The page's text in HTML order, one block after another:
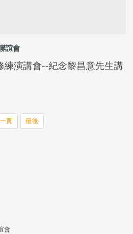
誼會
練演講會--紀念黎昌意先生講
頁 最後
會